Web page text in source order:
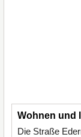
Wohnen und
Die Straße